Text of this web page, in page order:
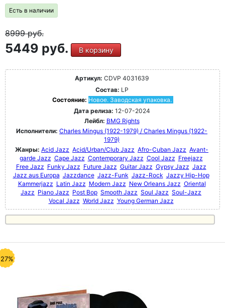
Есть в наличии
8999руб.
5449 руб. В корзину
Артикул: CDVP 4031639
Состав: LP
Состояние: Новое. Заводская упаковка.
Дата релиза: 12-07-2024
Лейбл: BMG Rights
Исполнители: Charles Mingus (1922-1979) / Charles Mingus (1922-
1979)
Жанры: Acid Jazz Acid/Urban/Club Jazz Afro-Cuban Jazz Avant-
garde Jazz Cape Jazz Contemporary Jazz Cool Jazz Freejazz
Free Jazz Funky Jazz Future Jazz Guitar Jazz Gypsy Jazz Jazz
Jazz aus Europa Jazzdance Jazz-Funk Jazz-Rock Jazzy Hip-Hop
Kammerjazz Latin Jazz Modern Jazz New Orleans Jazz Oriental
Jazz Piano Jazz Post Bop Smooth Jazz Soul Jazz Soul-Jazz
Vocal Jazz World Jazz Young German Jazz